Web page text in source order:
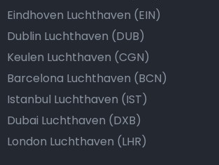
Eindhoven Luchthaven (EIN)
Dublin Luchthaven (DUB)
Keulen Luchthaven (CGN)
Barcelona Luchthaven (BCN)
Istanbul Luchthaven (IST)
Dubai Luchthaven (DXB)
London Luchthaven (LHR)